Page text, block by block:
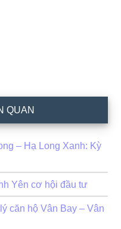
QUAN
– Hạ Long Xanh: Kỳ
Yên cơ hội đầu tư
căn hộ Vân Bay – Vân